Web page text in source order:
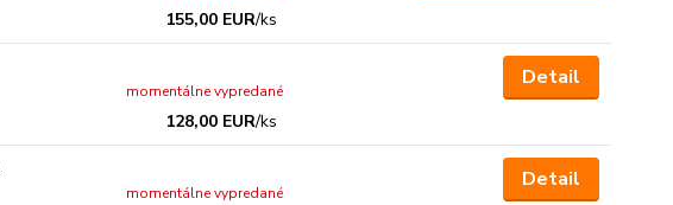
155,00 EUR/ks
128,00 EUR/ks
momentálne vypredané
Detail
momentálne vypredané
Detail